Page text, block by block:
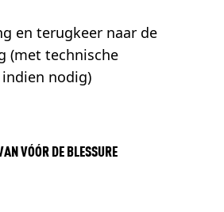
en terugkeer naar de
(met technische
nodig)
VÓÓR DE BLESSURE